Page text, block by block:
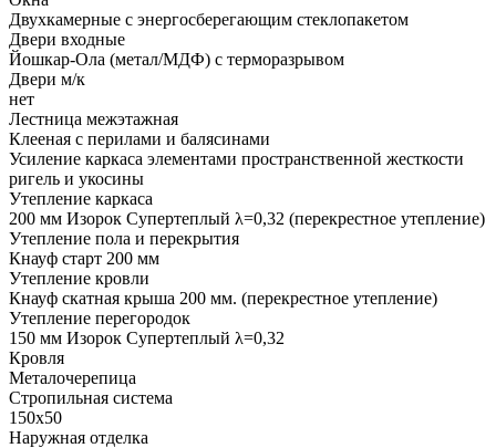
Двухкамерные с энергосберегающим стеклопакетом
Двери входные
Йошкар-Ола (метал/МДФ) с терморазрывом
Двери м/к
нет
Лестница межэтажная
Клееная с перилами и балясинами
Усиление каркаса элементами пространственной жесткости
ригель и укосины
Утепление каркаса
200 мм Изорок Супертеплый λ=0,32 (перекрестное утепление)
Утепление пола и перекрытия
Кнауф старт 200 мм
Утепление кровли
Кнауф скатная крыша 200 мм. (перекрестное утепление)
Утепление перегородок
150 мм Изорок Супертеплый λ=0,32
Кровля
Металочерепица
Стропильная система
150х50
Наружная отделка